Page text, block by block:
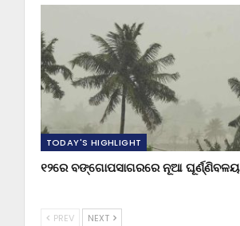
TODAY'S HIGHLIGHT
୧୨ରେ ବଙ୍ଗୋପସାଗରରେ ନୂଆ ଘୂର୍ଣ୍ଣିବଳୟ
PREV NEXT